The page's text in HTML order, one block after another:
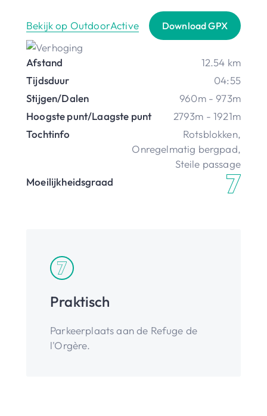
Bekijk op OutdoorActive Download GPX
Afstand
12.54 km
Tijdsduur
04:55
Stijgen/Dalen
960m - 973m
Hoogste punt/Laagste punt
2793m - 1921m
Tochtinfo
Rotsblokken,
Onregelmatig bergpad,
Steile passage
Moeilijkheidsgraad
Praktisch
Parkeerplaats aan de Refuge de
l'Orgère.